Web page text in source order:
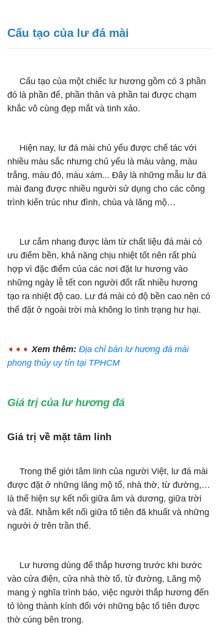
Cấu tạo của lư đá mài
Cấu tạo của một chiếc lư hương gồm có 3 phần
đó là phần đế, phần thân và phần tai được chạm
khắc vô cùng đẹp mắt và tinh xảo.
Hiện nay, lư đá mài chủ yếu được chế tác với
nhiều màu sắc nhưng chủ yếu là màu vàng, màu
trắng, màu đỏ, màu xám... Đây là những mẫu lư đá
mài đang được nhiều người sử dụng cho các công
trình kiến trúc như đình, chùa và lăng mộ…
Lư cắm nhang được làm từ chất liệu đá mài có
ưu điểm bền, khả năng chịu nhiệt tốt nên rất phù
hợp vì đặc điểm của các nơi đặt lư hương vào
những ngày lễ tết con người đốt rất nhiều hương
tạo ra nhiệt độ cao. Lư đá mài có độ bền cao nên có
thể đặt ở ngoài trời mà không lo tình trạng hư hại.
➧➧➧ Xem thêm: Địa chỉ bán lư hương đá mài
phong thủy uy tín tại TPHCM
Giá trị của lư hương đá
Giá trị về mặt tâm linh
Trong thế giới tâm linh của người Việt, lư đá mài
được đặt ở những lăng mộ tổ, nhà thờ, từ đường,…
là thể hiện sự kết nối giữa âm và dương, giữa trời
và đất. Nhằm kết nối giữa tổ tiên đã khuất và những
người ở trên trần thế.
Lư hương dùng để thắp hương trước khi bước
vào cửa điện, cửa nhà thờ tổ, từ đường, Lăng mộ
mang ý nghĩa trình báo, việc người thắp hương đến
tỏ lòng thành kính đối với những bậc tổ tiên được
thờ cúng bên trong.